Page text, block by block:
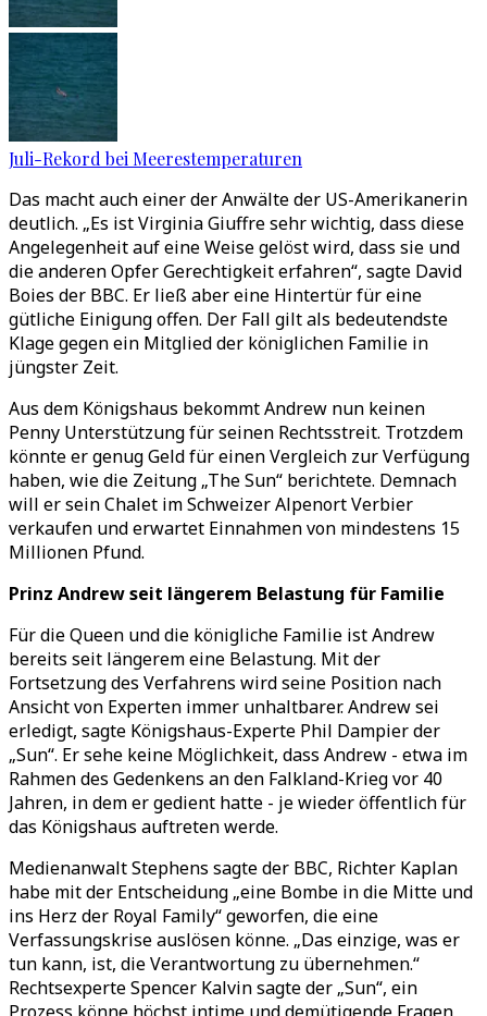
Juli-Rekord bei Meerestemperaturen
Das macht auch einer der Anwälte der US-Amerikanerin
deutlich. „Es ist Virginia Giuffre sehr wichtig, dass diese
Angelegenheit auf eine Weise gelöst wird, dass sie und
die anderen Opfer Gerechtigkeit erfahren“, sagte David
Boies der BBC. Er ließ aber eine Hintertür für eine
gütliche Einigung offen. Der Fall gilt als bedeutendste
Klage gegen ein Mitglied der königlichen Familie in
jüngster Zeit.
Aus dem Königshaus bekommt Andrew nun keinen
Penny Unterstützung für seinen Rechtsstreit. Trotzdem
könnte er genug Geld für einen Vergleich zur Verfügung
haben, wie die Zeitung „The Sun“ berichtete. Demnach
will er sein Chalet im Schweizer Alpenort Verbier
verkaufen und erwartet Einnahmen von mindestens 15
Millionen Pfund.
Prinz Andrew seit längerem Belastung für Familie
Für die Queen und die königliche Familie ist Andrew
bereits seit längerem eine Belastung. Mit der
Fortsetzung des Verfahrens wird seine Position nach
Ansicht von Experten immer unhaltbarer. Andrew sei
erledigt, sagte Königshaus-Experte Phil Dampier der
„Sun“. Er sehe keine Möglichkeit, dass Andrew - etwa im
Rahmen des Gedenkens an den Falkland-Krieg vor 40
Jahren, in dem er gedient hatte - je wieder öffentlich für
das Königshaus auftreten werde.
Medienanwalt Stephens sagte der BBC, Richter Kaplan
habe mit der Entscheidung „eine Bombe in die Mitte und
ins Herz der Royal Family“ geworfen, die eine
Verfassungskrise auslösen könne. „Das einzige, was er
tun kann, ist, die Verantwortung zu übernehmen.“
Rechtsexperte Spencer Kalvin sagte der „Sun“, ein